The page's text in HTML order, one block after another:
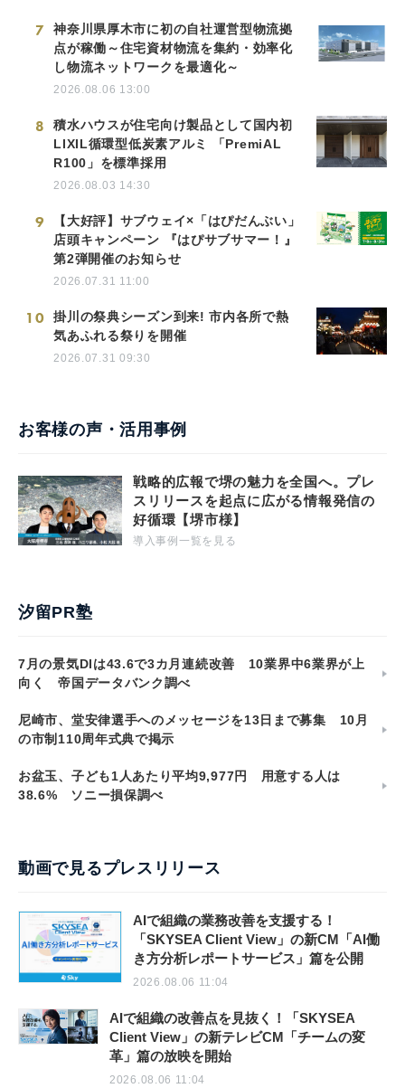
7
神奈川県厚木市に初の自社運営型物流拠
点が稼働～住宅資材物流を集約・効率化
し物流ネットワークを最適化～
2026.08.06 13:00
8
積水ハウスが住宅向け製品として国内初
LIXIL循環型低炭素アルミ 「PremiAL
R100」を標準採用
2026.08.03 14:30
9
【大好評】サブウェイ×「はぴだんぶい」
店頭キャンペーン 『はぴサブサマー！』
第2弾開催のお知らせ
2026.07.31 11:00
10
掛川の祭典シーズン到来! 市内各所で熱
気あふれる祭りを開催
2026.07.31 09:30
お客様の声・活用事例
戦略的広報で堺の魅力を全国へ。プレ
スリリースを起点に広がる情報発信の
好循環【堺市様】
導入事例一覧を見る
汐留PR塾
7月の景気DIは43.6で3カ月連続改善 10業界中6業界が上
向く 帝国データバンク調べ
尼崎市、堂安律選手へのメッセージを13日まで募集 10月
の市制110周年式典で掲示
お盆玉、子ども1人あたり平均9,977円 用意する人は
38.6% ソニー損保調べ
動画で見るプレスリリース
AIで組織の業務改善を支援する！
「SKYSEA Client View」の新CM「AI働
き方分析レポートサービス」篇を公開
2026.08.06 11:04
AIで組織の改善点を見抜く！「SKYSEA
Client View」の新テレビCM「チームの変
革」篇の放映を開始
2026.08.06 11:04